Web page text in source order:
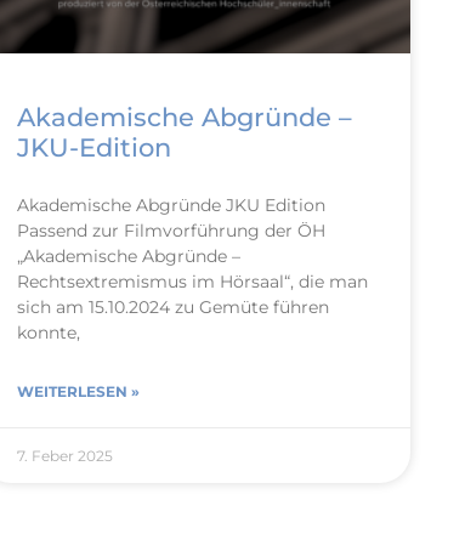
Akademische Abgründe –
JKU-Edition
Akademische Abgründe JKU Edition
Passend zur Filmvorführung der ÖH
„Akademische Abgründe –
Rechtsextremismus im Hörsaal“, die man
sich am 15.10.2024 zu Gemüte führen
konnte,
WEITERLESEN »
7. Feber 2025